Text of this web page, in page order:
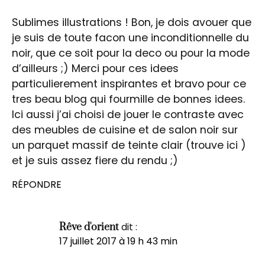
Sublimes illustrations ! Bon, je dois avouer que
je suis de toute facon une inconditionnelle du
noir, que ce soit pour la deco ou pour la mode
d’ailleurs ;) Merci pour ces idees
particulierement inspirantes et bravo pour ce
tres beau blog qui fourmille de bonnes idees.
Ici aussi j’ai choisi de jouer le contraste avec
des meubles de cuisine et de salon noir sur
un parquet massif de teinte clair (trouve ici )
et je suis assez fiere du rendu ;)
RÉPONDRE
Rêve d'orientdit :
17 juillet 2017 à 19 h 43 min